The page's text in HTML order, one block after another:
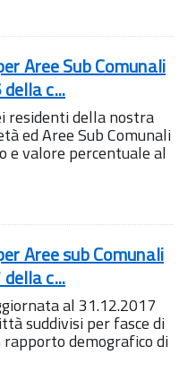
Aree Sub Comunali
c...
residenti della nostra
ed Aree Sub Comunali
e valore percentuale al
Aree sub Comunali
c...
al 31.12.2017
suddivisi per fasce di
rapporto demografico di